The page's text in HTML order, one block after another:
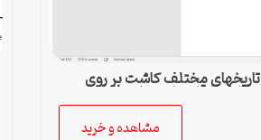
تاريخهای مختلف كاشت بر روي
ارقام ماش و لاينهای اميد
مشاهده و خرید